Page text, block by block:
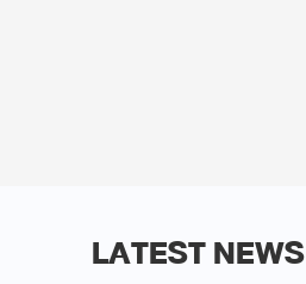
LATEST NEWS